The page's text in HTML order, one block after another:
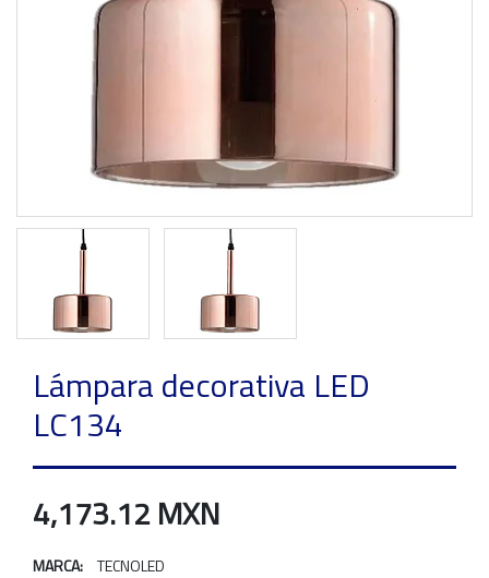
Lámpara decorativa LED
LC134
4,173.12 MXN
MARCA: TECNOLED